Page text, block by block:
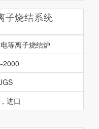
子烧结系统
等离子烧结炉
2000
进口